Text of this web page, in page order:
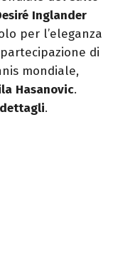
Inglander
per l’eleganza
di
mondiale,
Hasanovic.
.